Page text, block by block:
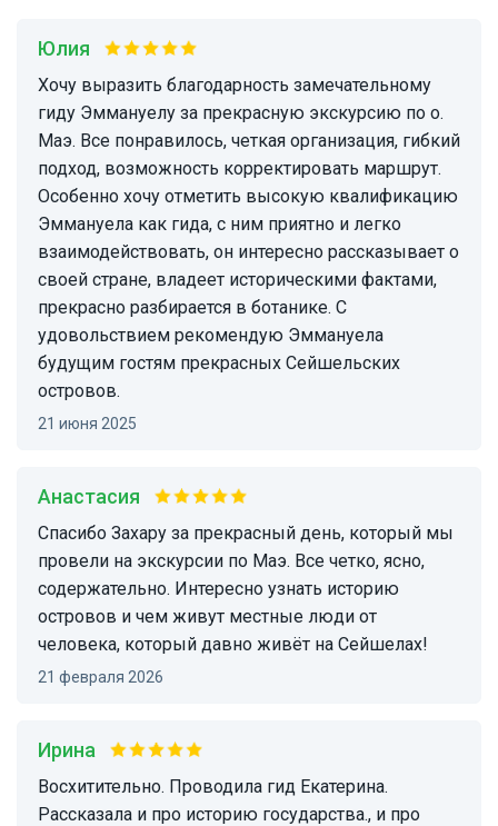
Юлия
Хочу выразить благодарность замечательному
гиду Эммануелу за прекрасную экскурсию по о.
Маэ. Все понравилось, четкая организация, гибкий
подход, возможность корректировать маршрут.
Особенно хочу отметить высокую квалификацию
Эммануела как гида, с ним приятно и легко
взаимодействовать, он интересно рассказывает о
своей стране, владеет историческими фактами,
прекрасно разбирается в ботанике. С
удовольствием рекомендую Эммануела
будущим гостям прекрасных Сейшельских
островов.
21 июня 2025
Анастасия
Спасибо Захару за прекрасный день, который мы
провели на экскурсии по Маэ. Все четко, ясно,
содержательно. Интересно узнать историю
островов и чем живут местные люди от
человека, который давно живёт на Сейшелах!
21 февраля 2026
Ирина
Восхитительно. Проводила гид Екатерина.
Рассказала и про историю государства., и про